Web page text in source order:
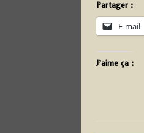
Partager :
E-mail
J’aime ça :